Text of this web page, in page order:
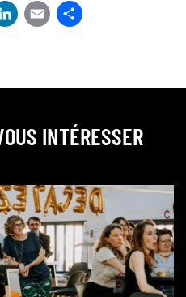
LinkedIn
Email
INTÉRESSER